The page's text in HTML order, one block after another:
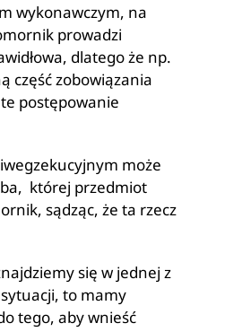
wykonawczym, na
prowadzi
dlatego że np.
część zobowiązania
postępowanie
może
której przedmiot
sądząc, że ta rzecz
się w jednej z
to mamy
tego, aby wnieść